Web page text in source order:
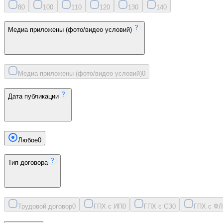
80 100 11 0 120 130 140
Медиа приложены (фото/видео условий)
Медиа приложены (фото/видео условий)0
Дата публикации
Любое0
Тип договора
Трудовой договор0 ГПХ с ИП0 ГПХ с СЗ0 ГПХ с ФЛ